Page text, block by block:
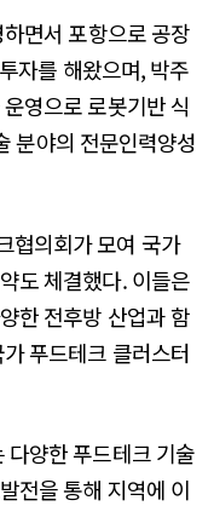
면서 포항으로 공장
자를 해왔으며, 박주
영으로 로봇기반 식
분야의 전문인력양성
협의회가 모여 국가
도 체결했다. 이들은
한 전후방 산업과 함
푸드테크 클러스터
양한 푸드테크 기술
전을 통해 지역에 이